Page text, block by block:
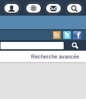
Recherche avancée